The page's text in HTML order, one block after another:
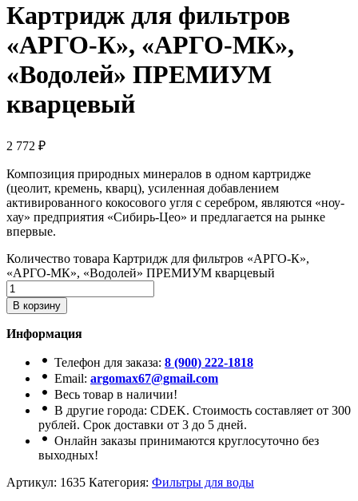
Картридж для фильтров
«АРГО-К», «АРГО-МК»,
«Водолей» ПРЕМИУМ
кварцевый
2 772 ₽
Композиция природных минералов в одном картридже
(цеолит, кремень, кварц), усиленная добавлением
активированного кокосового угля с серебром, являются «ноу-
хау» предприятия «Сибирь-Цео» и предлагается на рынке
впервые.
Количество товара Картридж для фильтров «АРГО-К»,
«АРГО-МК», «Водолей» ПРЕМИУМ кварцевый
В корзину
Информация
Телефон для заказа: 8 (900) 222-1818
Email: argomax67@gmail.com
Весь товар в наличии!
В другие города: CDEK. Стоимость составляет от 300
рублей. Срок доставки от 3 до 5 дней.
Онлайн заказы принимаются круглосуточно без
выходных!
Артикул: 1635 Категория: Фильтры для воды